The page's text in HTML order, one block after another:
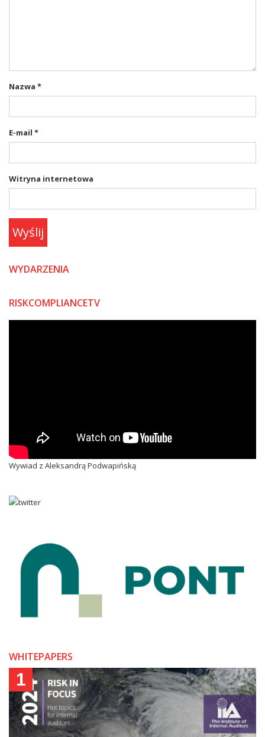
Nazwa *
E-mail *
Witryna internetowa
Wyślij
WYDARZENIA
RISKCOMPLIANCETV
Wywiad z Aleksandrą Podwapińską
WHITEPAPERS
1